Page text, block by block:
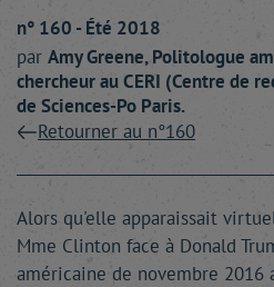
n° 160 - Été 2018
par AmyGreene, Politologue
chercheur au CERI (Centre de
de Sciences-Po Paris.
Retourner au n°160
Alors qu'elle apparaissait
Mme Clinton face à Donald
américaine de novembre 2016